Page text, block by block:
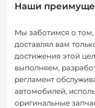
Наши
Мы заботимся о
доставлял вам
достижения этой
выполняем,
регламент
автомобилей,
оригинальные